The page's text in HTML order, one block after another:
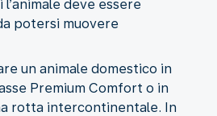
deve essere
potersi muovere
un animale domestico in
Premium Comfort o in
rotta intercontinentale. In